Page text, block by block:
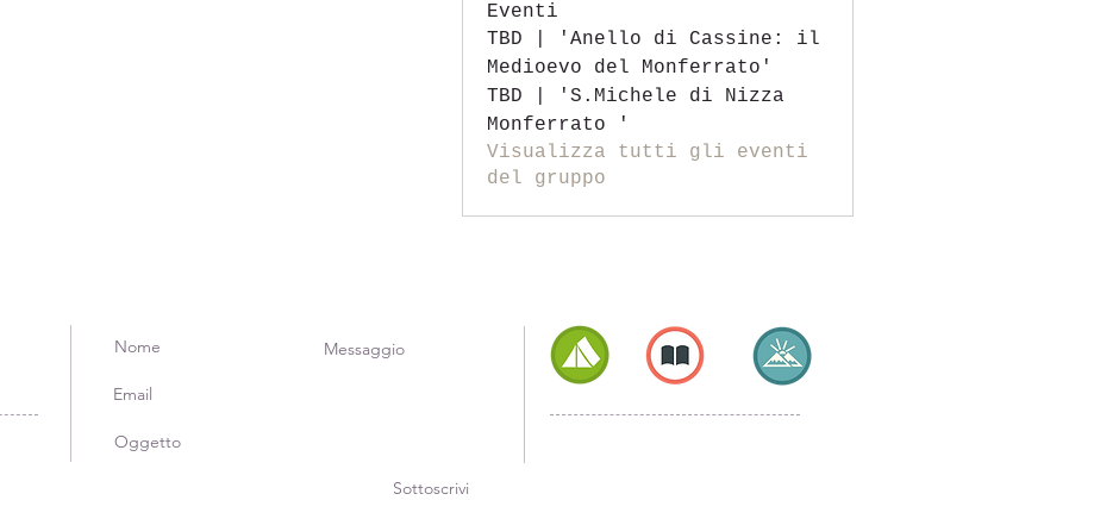
Eventi
TBD | 'Anello di Cassine: il
Medioevo del Monferrato'
TBD | 'S.Michele di Nizza
Monferrato '
Visualizza tutti gli eventi
del gruppo
Sottoscrivi